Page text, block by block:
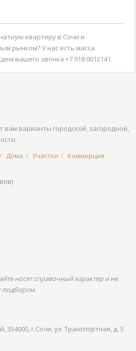
квартиру в Сочи и
рынком? У нас есть масса
вашего звонка +7 918 0012141.
варианты городской, загородной,
Дома Участки Коммерция
носят справочный характер и не
подбором.
354000, г.Сочи, ул. Транспортная, д. 5